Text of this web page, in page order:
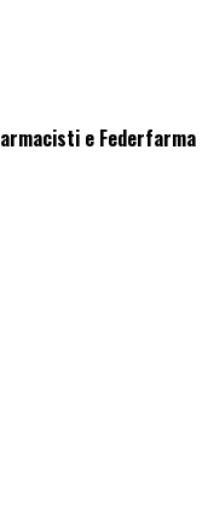
e Federfarma